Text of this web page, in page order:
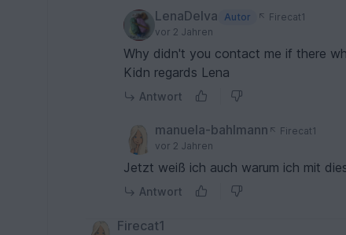
LenaDelva Autor
Firecat1
vor 2 Jahren
Why didn't you contact me if there
Kidn regards Lena
Antwort
manuela-bahlmann
Firecat1
vor 2 Jahren
Jetzt weiß ich auch warum ich mit
Antwort
Firecat1